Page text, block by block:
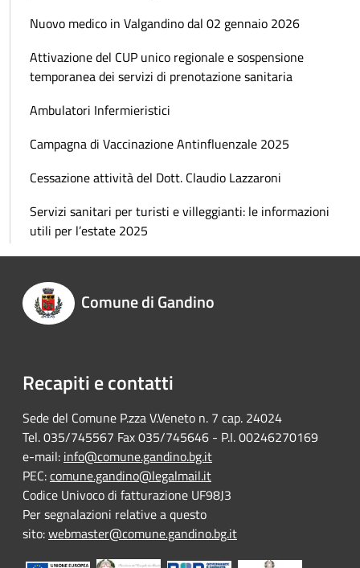
Nuovo medico in Valgandino dal 02 gennaio 2026
Attivazione del CUP unico regionale e sospensione
temporanea dei servizi di prenotazione sanitaria
Ambulatori Infermieristici
Campagna di Vaccinazione Antinfluenzale 2025
Cessazione attività del Dott. Claudio Lazzaroni
Servizi sanitari per turisti e villeggianti: le informazioni
utili per l’estate 2025
Comune di Gandino
Recapiti e contatti
Sede del Comune P.zza V.Veneto n. 7 cap. 24024
Tel. 035/745567 Fax 035/745646 - P.I. 00246270169
e-mail: info@comune.gandino.bg.it
PEC:comune.gandino@legalmail.it
Codice Univoco di fatturazione UF98J3
Per segnalazioni relative a questo
sito:webmaster@comune.gandino.bg.it